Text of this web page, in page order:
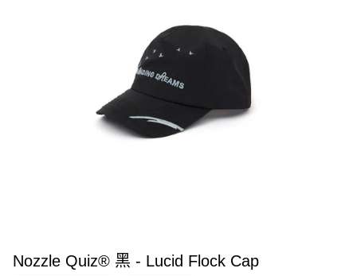
Nozzle Quiz® 黑 - Lucid Flock Cap